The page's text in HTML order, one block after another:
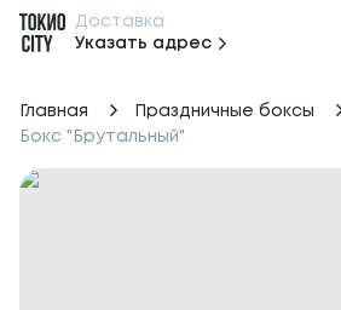
Доставка
Указать адрес
Главная
Праздничные боксы
Бокс "Брутальный"